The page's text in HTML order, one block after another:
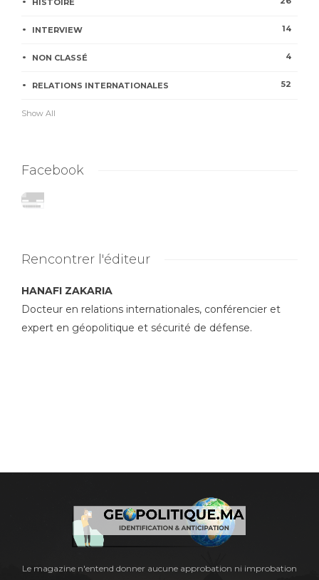
HISTOIRE
INTERVIEW 14
NON CLASSÉ 4
RELATIONS INTERNATIONALES 52
Show All
Facebook
Rencontrer l'éditeur
HANAFI ZAKARIA
Docteur en relations internationales, conférencier et
expert en géopolitique et sécurité de défense.
Le magazine n'entend donner aucune approbation ni improbation